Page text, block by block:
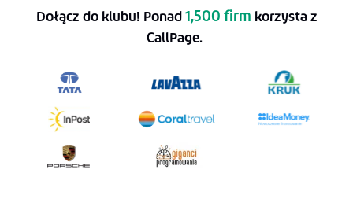
Dołącz do klubu! Ponad1,500 firm korzysta z
CallPage.